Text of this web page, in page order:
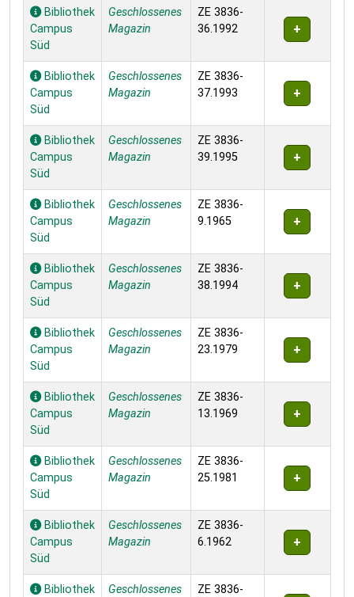
Bibliothek
Campus
Süd
Geschlossenes
Magazin
ZE 3836-
36.1992
Bibliothek
Campus
Süd
Geschlossenes
Magazin
ZE 3836-
37.1993
Bibliothek
Campus
Süd
Geschlossenes
Magazin
ZE 3836-
39.1995
Bibliothek
Campus
Süd
Geschlossenes
Magazin
ZE 3836-
9.1965
Bibliothek
Campus
Süd
Geschlossenes
Magazin
ZE 3836-
38.1994
Bibliothek
Campus
Süd
Geschlossenes
Magazin
ZE 3836-
23.1979
Bibliothek
Campus
Süd
Geschlossenes
Magazin
ZE 3836-
13.1969
Bibliothek
Campus
Süd
Geschlossenes
Magazin
ZE 3836-
25.1981
Bibliothek
Campus
Süd
Geschlossenes
Magazin
ZE 3836-
6.1962
Bibliothek
Geschlossenes
ZE 3836-